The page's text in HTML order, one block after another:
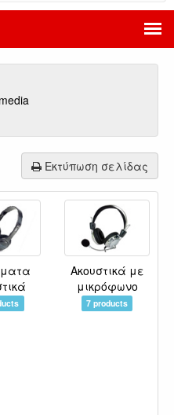
Εκτύπωση σελίδας
Ακουστικά με
μικρόφωνο
7 products